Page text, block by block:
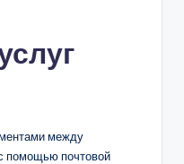
между
помощью почтовой